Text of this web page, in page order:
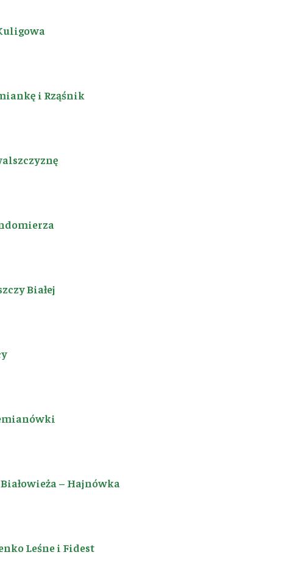
i Rząśnik
Białej
– Hajnówka
Leśne i Fidest